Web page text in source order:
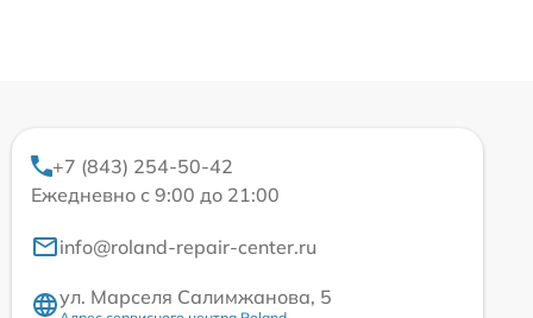
+7 (843) 254-50-42
Ежедневно с 9:00 до 21:00
info@roland-repair-center.ru
ул. Марселя Салимжанова, 5